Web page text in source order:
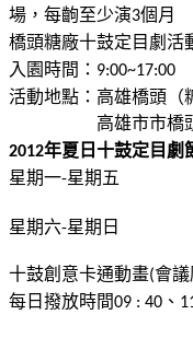
場，每齣至少演3個月
橋頭糖廠十鼓定目劇活
入園時間： 9:00~17:00
活動地點：高雄橋頭（
高雄市市橋頭
2012年夏日十鼓定目劇
星期一-星期五
星期六-星期日
十鼓創意卡通動畫(會
每日撥放時間09 : 40 、